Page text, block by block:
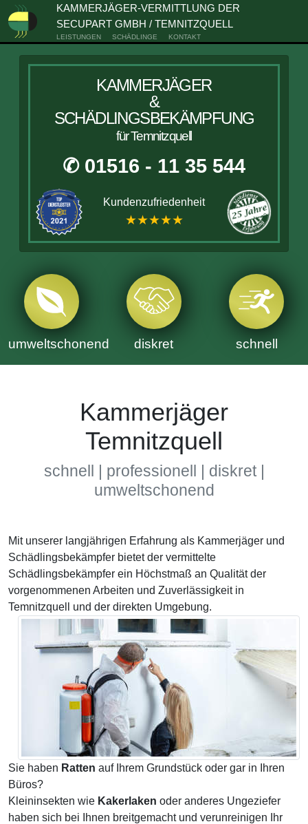
KAMMERJÄGER-VERMITTLUNG DER
SECUPART GMBH / TEMNITZQUELL
LEISTUNGEN SCHÄDLINGE KONTAKT
KAMMERJÄGER
&
SCHÄDLINGSBEKÄMPFUNG
für Temnitzquell
✆ 01516 - 11 35 544
Kundenzufriedenheit
★★★★★
umweltschonend diskret schnell
Kammerjäger
Temnitzquell
schnell | professionell | diskret |
umweltschonend
Mit unserer langjährigen Erfahrung als Kammerjäger und
Schädlingsbekämpfer bietet der vermittelte
Schädlingsbekämpfer ein Höchstmaß an Qualität der
vorgenommenen Arbeiten und Zuverlässigkeit in
Temnitzquell und der direkten Umgebung.
Sie haben Ratten auf Ihrem Grundstück oder gar in Ihren
Büros?
Kleininsekten wie Kakerlaken oder anderes Ungeziefer
haben sich bei Ihnen breitgemacht und verunreinigen Ihr